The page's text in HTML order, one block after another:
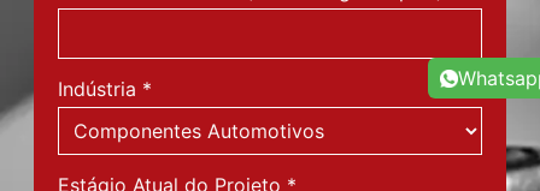
Número de telefone (com código do país) *
Indústria *